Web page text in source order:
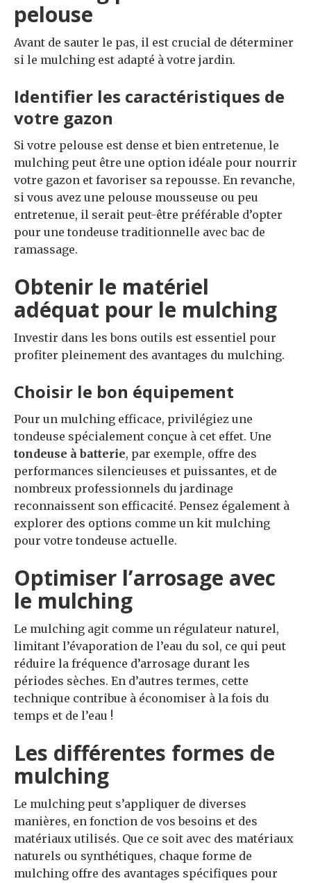
pelouse
Avant de sauter le pas, il est crucial de déterminer
si le mulching est adapté à votre jardin.
Identifier les caractéristiques de
votre gazon
Si votre pelouse est dense et bien entretenue, le
mulching peut être une option idéale pour nourrir
votre gazon et favoriser sa repousse. En revanche,
si vous avez une pelouse mousseuse ou peu
entretenue, il serait peut-être préférable d’opter
pour une tondeuse traditionnelle avec bac de
ramassage.
Obtenir le matériel
adéquat pour le mulching
Investir dans les bons outils est essentiel pour
profiter pleinement des avantages du mulching.
Choisir le bon équipement
Pour un mulching efficace, privilégiez une
tondeuse spécialement conçue à cet effet. Une
tondeuse à batterie, par exemple, offre des
performances silencieuses et puissantes, et de
nombreux professionnels du jardinage
reconnaissent son efficacité. Pensez également à
explorer des options comme un kit mulching
pour votre tondeuse actuelle.
Optimiser l’arrosage avec
le mulching
Le mulching agit comme un régulateur naturel,
limitant l’évaporation de l’eau du sol, ce qui peut
réduire la fréquence d’arrosage durant les
périodes sèches. En d’autres termes, cette
technique contribue à économiser à la fois du
temps et de l’eau !
Les différentes formes de
mulching
Le mulching peut s’appliquer de diverses
manières, en fonction de vos besoins et des
matériaux utilisés. Que ce soit avec des matériaux
naturels ou synthétiques, chaque forme de
mulching offre des avantages spécifiques pour